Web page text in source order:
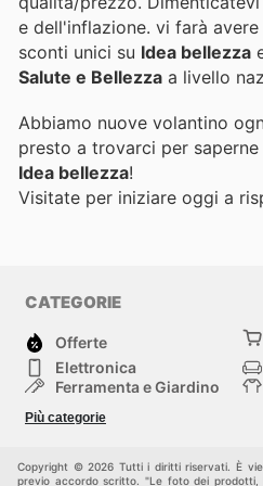
e dell'inflazione. vi farà
sconti unici su Idea bellezza
Salute e Bellezza a livello
Abbiamo nuove volantino
presto a trovarci per
Idea bellezza!
Visitate per iniziare oggi a
CATEGORIE
Offerte
Elettronica
Ferramenta e Giardino
Bambini e Neonati
Più categorie
Copyright © 2026 Tutti i diritti riservati. È
previo accordo scritto. "Le foto dei prodotti,